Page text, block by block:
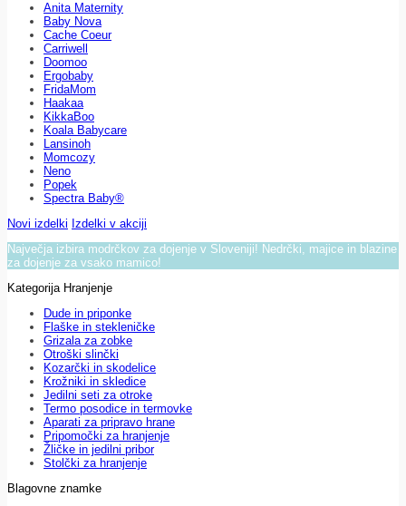
Anita Maternity
Baby Nova
Cache Coeur
Carriwell
Doomoo
Ergobaby
FridaMom
Haakaa
KikkaBoo
Koala Babycare
Lansinoh
Momcozy
Neno
Popek
Spectra Baby®
Novi izdelki Izdelki v akciji
Največja izbira modrčkov za dojenje v Sloveniji! Nedrčki, majice in blazine
za dojenje za vsako mamico!
Kategorija Hranjenje
Dude in priponke
Flaške in stekleničke
Grizala za zobke
Otroški slinčki
Kozarčki in skodelice
Krožniki in skledice
Jedilni seti za otroke
Termo posodice in termovke
Aparati za pripravo hrane
Pripomočki za hranjenje
Žličke in jedilni pribor
Stolčki za hranjenje
Blagovne znamke